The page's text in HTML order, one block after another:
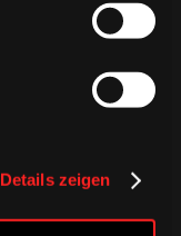
Details zeigen